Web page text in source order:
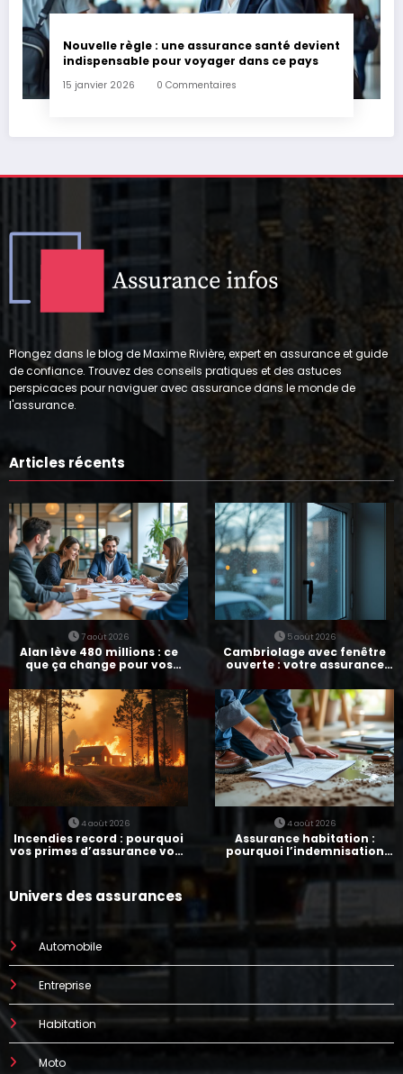
Nouvelle règle : une assurance santé devient
indispensable pour voyager dans ce pays
15 janvier 2026 0 Commentaires
Plongez dans le blog de Maxime Rivière, expert en assurance et guide
de confiance. Trouvez des conseils pratiques et des astuces
perspicaces pour naviguer avec assurance dans le monde de
l'assurance.
Articles récents
7 août 2026
Alan lève 480 millions : ce
que ça change pour vos
assurances
5 août 2026
Cambriolage avec fenêtre
ouverte : votre assurance
paie-t-elle ?
4 août 2026
Incendies record : pourquoi
vos primes d’assurance vont
4 août 2026
Assurance habitation :
pourquoi l’indemnisation
prend parfois 7 mois
Univers des assurances
Automobile
Entreprise
Habitation
Moto